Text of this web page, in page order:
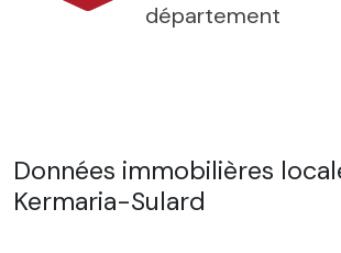
département
Données immobilières
Kermaria-Sulard